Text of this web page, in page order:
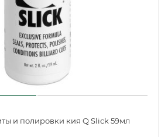
и полировки кия Q Slick 59мл